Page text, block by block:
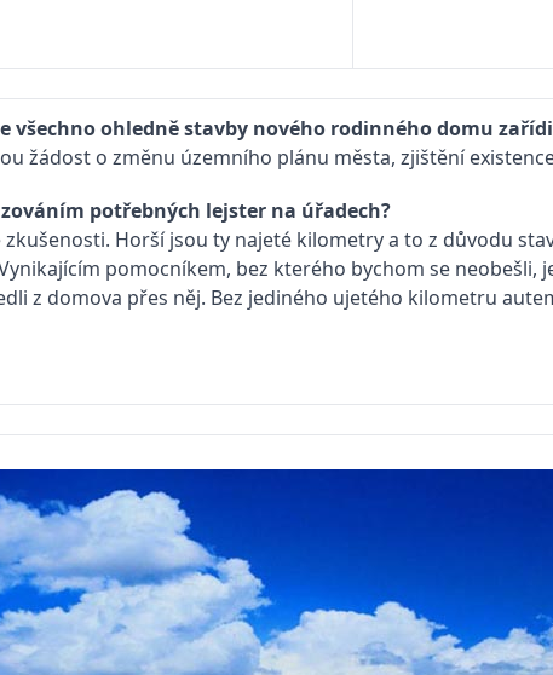
všechno ohledně stavby nového rodinného domu
žádost o změnu územního plánu města, zjištění
potřebných lejster na úřadech?
Horší jsou ty najeté kilometry a to z důvodu
pomocníkem, bez kterého bychom se neobešli,
z domova přes něj. Bez jediného ujetého kilometru